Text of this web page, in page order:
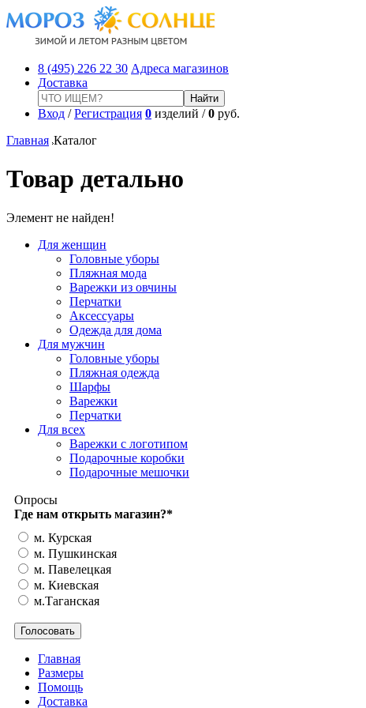
8 (495) 226 22 30 Адреса магазинов
Доставка
Вход /Регистрация 0 изделий /0 руб.
Главная Каталог
Товар детально
Элемент не найден!
Для женщин
Головные уборы
Пляжная мода
Варежки из овчины
Перчатки
Аксессуары
Одежда для дома
Для мужчин
Головные уборы
Пляжная одежда
Шарфы
Варежки
Перчатки
Для всех
Варежки с логотипом
Подарочные коробки
Подарочные мешочки
Опросы
Где нам открыть магазин?*
м. Курская
м. Пушкинская
м. Павелецкая
м. Киевская
м.Таганская
Главная
Размеры
Помощь
Доставка